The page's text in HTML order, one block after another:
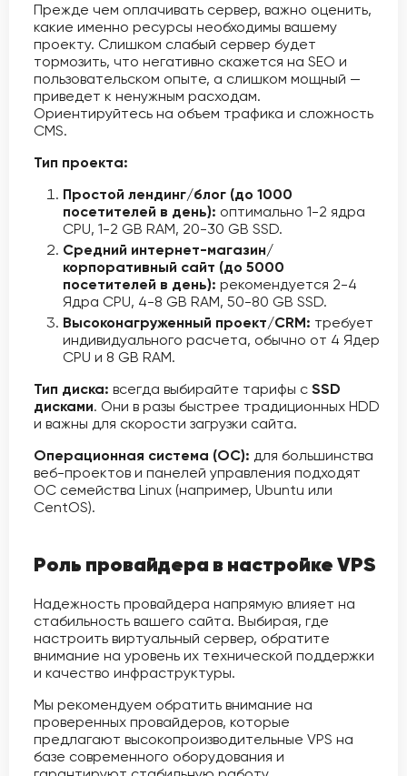
Прежде чем оплачивать сервер, важно оценить,
какие именно ресурсы необходимы вашему
проекту. Слишком слабый сервер будет
тормозить, что негативно скажется на SEO и
пользовательском опыте, а слишком мощный —
приведет к ненужным расходам.
Ориентируйтесь на объем трафика и сложность
CMS.
Тип проекта:
Простой лендинг/блог (до 1000
посетителей в день): оптимально 1-2 ядра
CPU, 1-2 GB RAM, 20-30 GB SSD.
Средний интернет-магазин/
корпоративный сайт (до 5000
посетителей в день): рекомендуется 2-4
Ядра CPU, 4-8 GB RAM, 50-80 GB SSD.
Высоконагруженный проект/CRM: требует
индивидуального расчета, обычно от 4 Ядер
CPU и 8 GB RAM.
Тип диска: всегда выбирайте тарифы с SSD
дисками. Они в разы быстрее традиционных HDD
и важны для скорости загрузки сайта.
Операционная система (ОС): для большинства
веб-проектов и панелей управления подходят
ОС семейства Linux (например, Ubuntu или
CentOS).
Роль провайдера в настройке VPS
Надежность провайдера напрямую влияет на
стабильность вашего сайта. Выбирая, где
настроить виртуальный сервер, обратите
внимание на уровень их технической поддержки
и качество инфраструктуры.
Мы рекомендуем обратить внимание на
проверенных провайдеров, которые
предлагают высокопроизводительные VPS на
базе современного оборудования и